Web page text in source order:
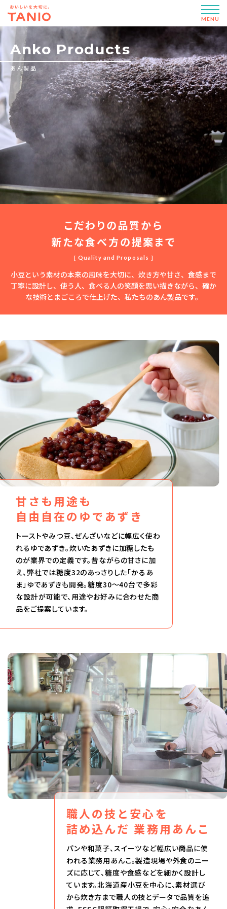
MENU
Anko Products
あん製品
こだわりの品質から
新たな食べ方の提案まで
［ Quality and Proposals ］
小豆という素材の本来の風味を大切に、炊き方や甘さ、食感まで
丁寧に設計し、使う人、食べる人の笑顔を思い描きながら、確か
な技術とまごころで仕上げた、私たちのあん製品です。
甘さも用途も
自由自在のゆであずき
トーストやみつ豆、ぜんざいなどに幅広く使わ
れるゆであずき。炊いたあずきに加糖したも
のが業界での定義です。昔ながらの甘さに加
え、弊社では糖度32のあっさりした「かるあ
ま」ゆであずきも開発。糖度30〜40台で多彩
な設計が可能で、用途やお好みに合わせた商
品をご提案しています。
職人の技と安心を
詰め込んだ 業務用あんこ
パンや和菓子、スイーツなど幅広い商品に使
われる業務用あんこ。製造現場や外食のニー
ズに応じて、糖度や食感などを細かく設計し
ています。北海道産小豆を中心に、素材選び
から炊き方まで職人の技とデータで品質を追